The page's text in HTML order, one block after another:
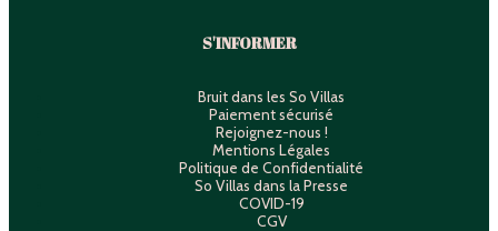
S'INFORMER
Bruit dans les So Villas
Paiement sécurisé
Rejoignez-nous !
Mentions Légales
Politique de Confidentialité
So Villas dans la Presse
COVID-19
CGV